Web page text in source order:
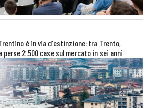
è in via d'estinzione: tra Trento,
perse 2.500 case sul mercato in sei anni